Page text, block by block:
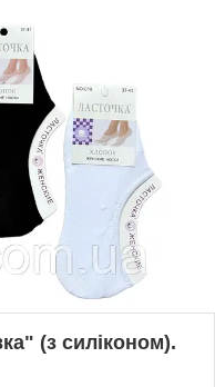
(з силіконом).